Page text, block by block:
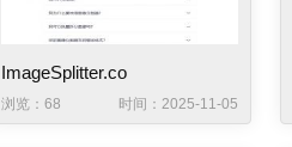
ImageSplitter.co
浏览：68 时间：2025-11-05